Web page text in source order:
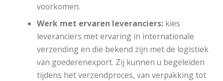
voorkomen.
Werk met ervaren leveranciers: kies
leveranciers met ervaring in internationale
verzending en die bekend zijn met de logistiek
van goederenexport. Zij kunnen u begeleiden
tijdens het verzendproces, van verpakking tot